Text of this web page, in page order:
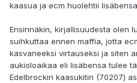
kaasua ja ecm huolehtii
Ensinnäkin, kirjallisuudesta olen
suihkuttaa ennen maffia, jotta
kasvaneeksi virtauseksi ja siten
aukioloaikaa eli lisäbensa tulee
Edelbrockin kaasukitin (70207)